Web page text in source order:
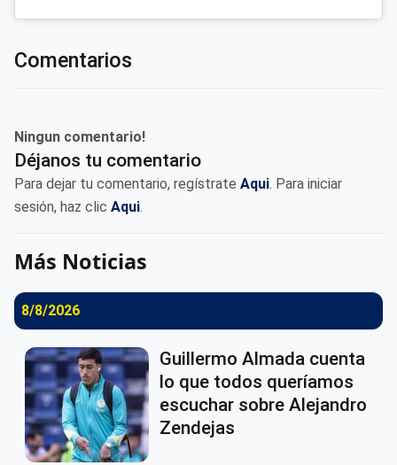
Comentarios
Ningun comentario!
Déjanos tu comentario
Para dejar tu comentario, regístrate Aqui. Para iniciar
sesión, haz clic Aqui.
Más Noticias
8/8/2026
Guillermo Almada cuenta
lo que todos queríamos
escuchar sobre Alejandro
Zendejas